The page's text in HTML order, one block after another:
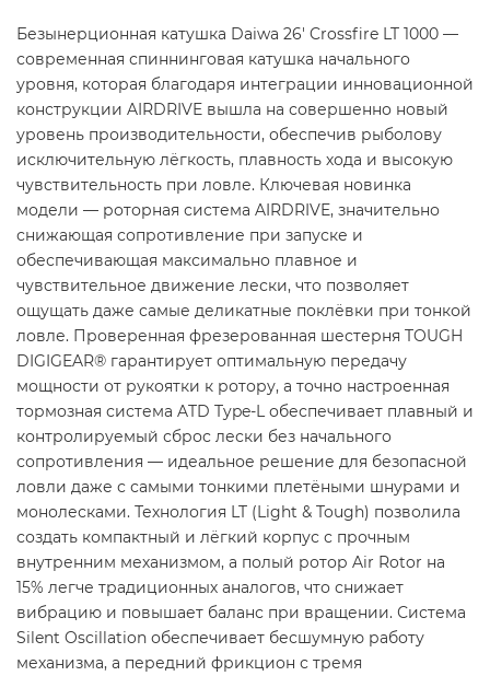
Безынерционная катушка Daiwa 26' Crossfire LT 1000 —
современная спиннинговая катушка начального
уровня, которая благодаря интеграции инновационной
конструкции AIRDRIVE вышла на совершенно новый
уровень производительности, обеспечив рыболову
исключительную лёгкость, плавность хода и высокую
чувствительность при ловле. Ключевая новинка
модели — роторная система AIRDRIVE, значительно
снижающая сопротивление при запуске и
обеспечивающая максимально плавное и
чувствительное движение лески, что позволяет
ощущать даже самые деликатные поклёвки при тонкой
ловле. Проверенная фрезерованная шестерня TOUGH
DIGIGEAR® гарантирует оптимальную передачу
мощности от рукоятки к ротору, а точно настроенная
тормозная система ATD Type-L обеспечивает плавный и
контролируемый сброс лески без начального
сопротивления — идеальное решение для безопасной
ловли даже с самыми тонкими плетёными шнурами и
монолесками. Технология LT (Light & Tough) позволила
создать компактный и лёгкий корпус с прочным
внутренним механизмом, а полый ротор Air Rotor на
15% легче традиционных аналогов, что снижает
вибрацию и повышает баланс при вращении. Система
Silent Oscillation обеспечивает бесшумную работу
механизма, а передний фрикцион с тремя